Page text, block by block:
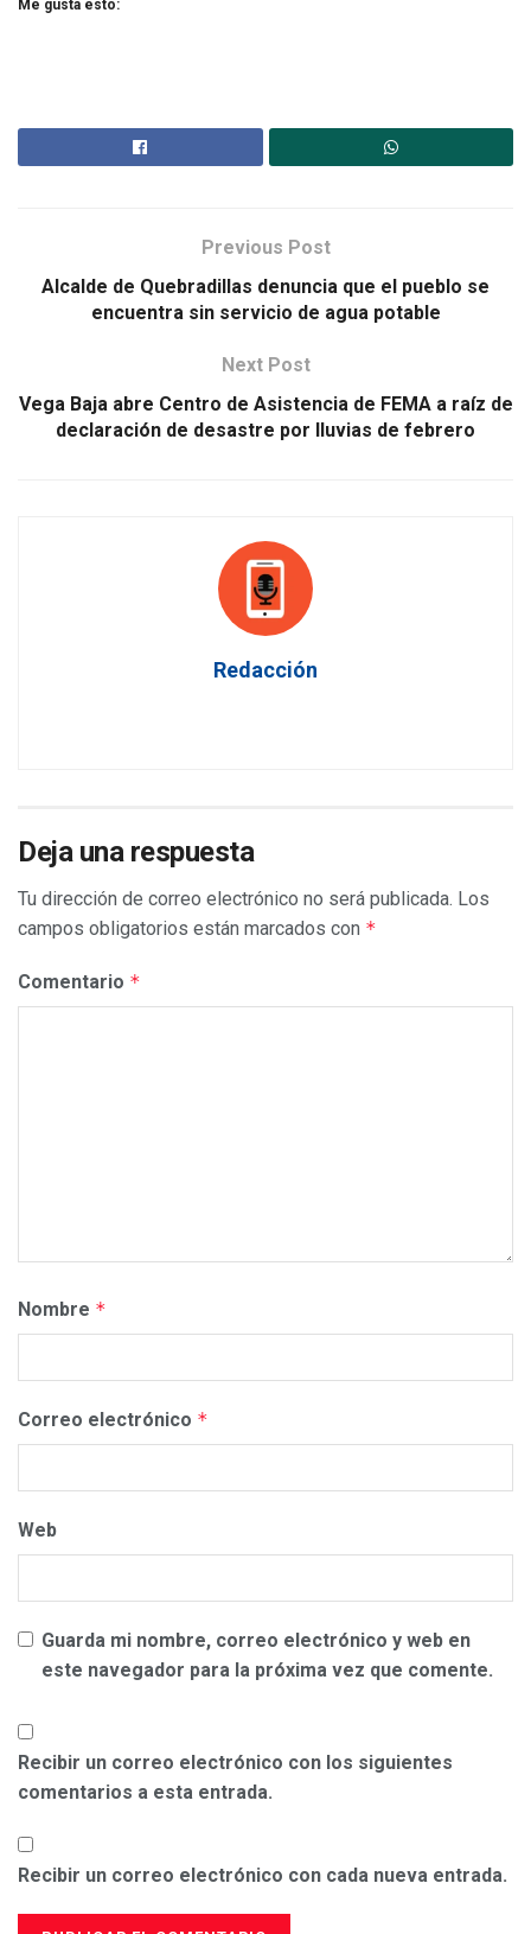
Me gusta esto:
Previous Post
Alcalde de Quebradillas denuncia que el pueblo se
encuentra sin servicio de agua potable
Next Post
Vega Baja abre Centro de Asistencia de FEMA a raíz de
declaración de desastre por lluvias de febrero
Redacción
Deja una respuesta
Tu dirección de correo electrónico no será publicada. Los
campos obligatorios están marcados con *
Comentario *
Nombre *
Correo electrónico *
Web
Guarda mi nombre, correo electrónico y web en
este navegador para la próxima vez que comente.
Recibir un correo electrónico con los siguientes
comentarios a esta entrada.
Recibir un correo electrónico con cada nueva entrada.